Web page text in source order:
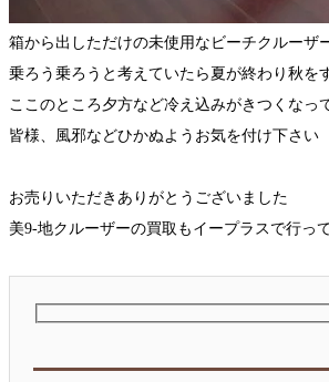
箱から出しただけの未使用なビーチクルーザ
乗ろう乗ろうと考えていたら夏が終わり秋を
ここのところ夕方など冷え込みがきつくなっ
皆様、風邪などひかぬようお気を付け下さい
お売りいただきありがとうございました
美9-地クルーザーの買取もイープラスで行っ